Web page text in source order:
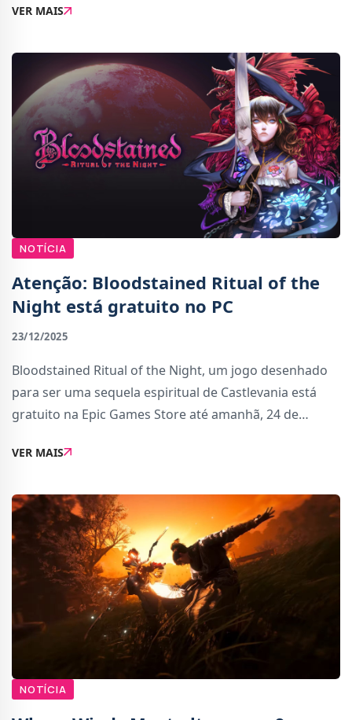
jogo, o jogador encontra-se pres
VER MAIS
NOTÍCIA
Atenção: Bloodstained Ritual of the
Night está gratuito no PC
23/12/2025
Bloodstained Ritual of the Night, um jogo desenhado
para ser uma sequela espiritual de Castlevania está
gratuito na Epic Games Store até amanhã, 24 de
das ofertas incríveis feitas pela Epic Games
VER MAIS
NOTÍCIA